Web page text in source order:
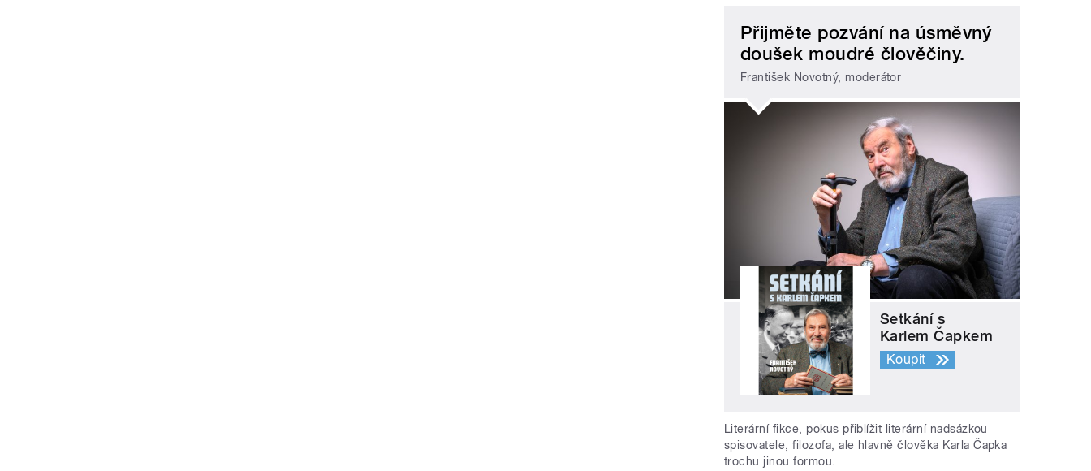
Přijměte pozvání na úsměvný
doušek moudré člověčiny.
František Novotný, moderátor
Setkání s
Karlem Čapkem
Koupit
Literární fikce, pokus přiblížit literární nadsázkou
spisovatele, filozofa, ale hlavně člověka Karla Čapka
trochu jinou formou.